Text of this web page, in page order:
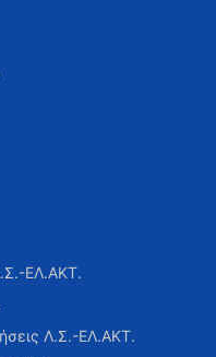
ΕΛ.ΑΚΤ.
Λ.Σ.-ΕΛ.ΑΚΤ.